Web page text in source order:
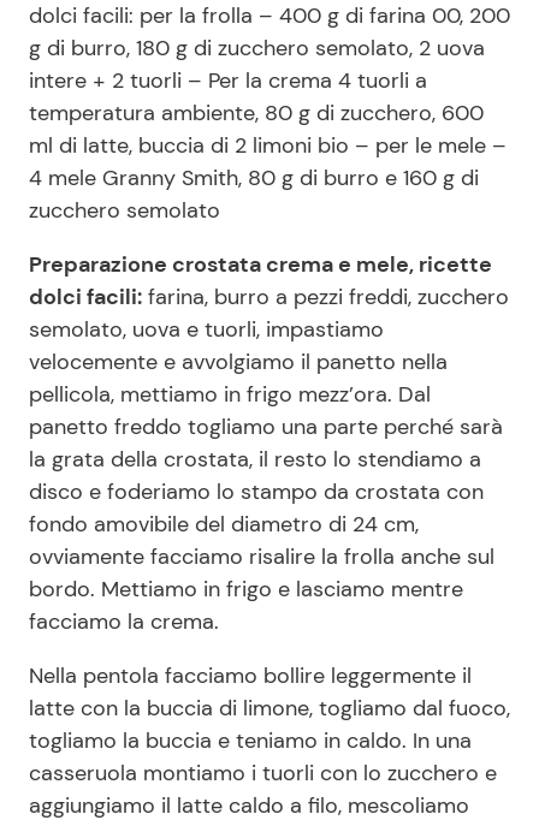
Chi siamo
Disclaimer e Privacy
Redazione
Contattaci
Pubblicità
dolci facili: per la frolla – 400 g di farina 00, 200
g di burro, 180 g di zucchero semolato, 2 uova
intere + 2 tuorli – Per la crema 4 tuorli a
temperatura ambiente, 80 g di zucchero, 600
ml di latte, buccia di 2 limoni bio – per le mele –
4 mele Granny Smith, 80 g di burro e 160 g di
zucchero semolato
Preparazione crostata crema e mele, ricette
dolci facili: farina, burro a pezzi freddi, zucchero
semolato, uova e tuorli, impastiamo
velocemente e avvolgiamo il panetto nella
pellicola, mettiamo in frigo mezz’ora. Dal
panetto freddo togliamo una parte perché sarà
la grata della crostata, il resto lo stendiamo a
disco e foderiamo lo stampo da crostata con
fondo amovibile del diametro di 24 cm,
ovviamente facciamo risalire la frolla anche sul
bordo. Mettiamo in frigo e lasciamo mentre
facciamo la crema.
Nella pentola facciamo bollire leggermente il
latte con la buccia di limone, togliamo dal fuoco,
togliamo la buccia e teniamo in caldo. In una
casseruola montiamo i tuorli con lo zucchero e
aggiungiamo il latte caldo a filo, mescoliamo